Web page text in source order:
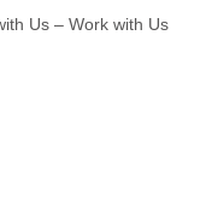
Us – Work with Us